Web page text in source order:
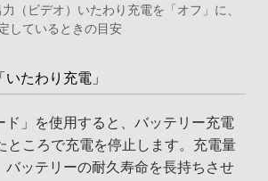
（ビデオ）いたわり充電を「オフ」に、
しているときの目安
たわり充電」
ド」を使用すると、バッテリー充電
ところで充電を停止します。充電量
バッテリーの耐久寿命を長持ちさせ